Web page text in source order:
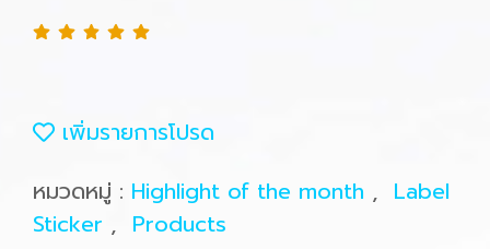
เพิ่มรายการโปรด
หมวดหมู่ : Highlight of the month , Label
Sticker , Products